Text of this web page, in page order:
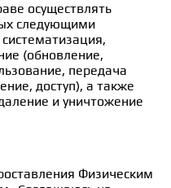
осуществлять
следующими
(обновление,
передача
доступ), а также
и уничтожение
Физическим